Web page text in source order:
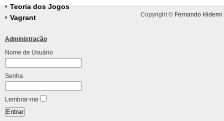
Teoria dos Jogos
Vagrant
Administração
Nome de Usuário
Senha
Lembrar-me
Copyright © Fernando